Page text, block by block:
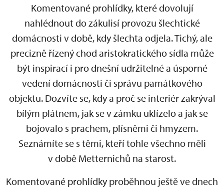
Komentované prohlídky, které dovolují
nahlédnout do zákulisí provozu šlechtické
domácnosti v době, kdy šlechta odjela. Tichý, ale
precizně řízený chod aristokratického sídla může
být inspirací i pro dnešní udržitelné a úsporné
vedení domácnosti či správu památkového
objektu. Dozvíte se, kdy a proč se interiér zakrýval
bílým plátnem, jak se v zámku uklízelo a jak se
bojovalo s prachem, plísněmi či hmyzem.
Seznámíte se s těmi, kteří tohle všechno měli
v době Metternichů na starost.
Komentované prohlídky proběhnou ještě ve dnech